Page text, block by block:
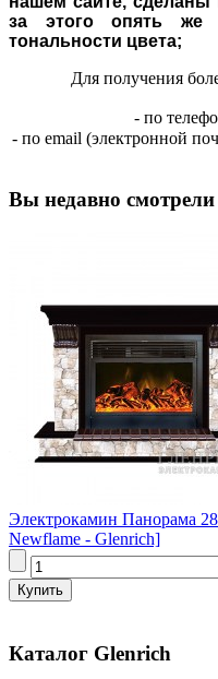
за этого опять же
тональности цвета;
Для получения
- по
- по email (электронной
Вы недавно смотрели
Электрокамин Панорама
Newflame - Glenrich]
Каталог Glenrich